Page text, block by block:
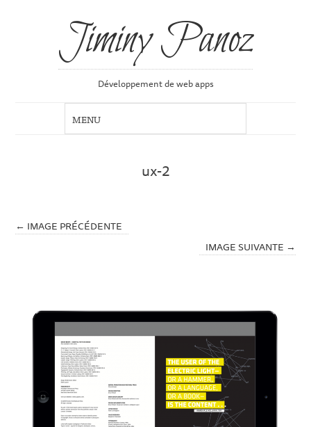
Jiminy Panoz
Développement de web apps
ux-2
← IMAGE PRÉCÉDENTE
IMAGE SUIVANTE →